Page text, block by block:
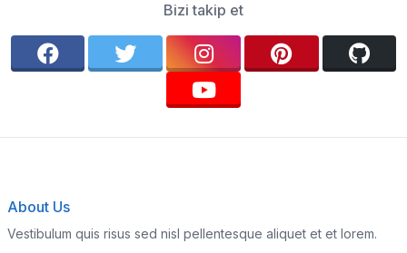
Bizi takip et
About Us
Vestibulum quis risus sed nisl pellentesque aliquet et et lorem.